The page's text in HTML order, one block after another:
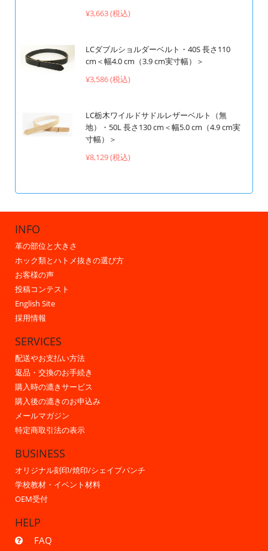
¥3,663 (税込)
LCダブルショルダーベルト・40S 長さ110
cm＜幅4.0 cm（3.9 cm実寸幅）＞
¥3,586 (税込)
LC栃木ワイルドサドルレザーベルト（無
地）・50L 長さ130 cm＜幅5.0 cm（4.9 cm実
寸幅）＞
¥8,129 (税込)
INFO
革の部位と大きさ
ホック類とハトメ抜きの選び方
お客様の声
投稿コンテスト
English Site
採用情報
SERVICES
配送やお支払い方法
返品・交換のお手続き
購入時の漉きサービス
購入後の漉きのお申込み
メールマガジン
特定商取引法の表示
BUSINESS
オリジナル刻印/焼印/シェイプパンチ
学校教材・イベント材料
OEM受付
HELP
FAQ